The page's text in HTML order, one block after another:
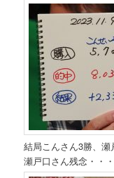
結局こんさん3勝、瀬
瀬戸口さん残念・・・